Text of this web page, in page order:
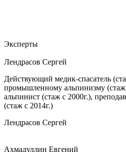
Эксперты
Лендрасов Сергей
Действующий медик-спасатель
промышленному альпинизму
альпинист (стаж с 2000г.),
(стаж с 2014г.)
Лендрасов Сергей
Ахмадуллин Евгений